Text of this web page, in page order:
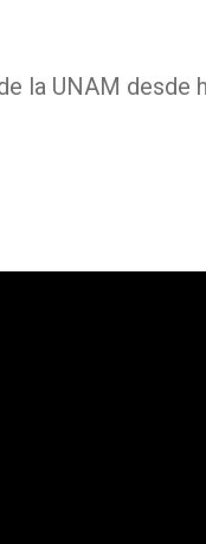
la UNAM desde